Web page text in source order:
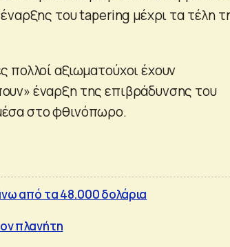
του tapering μέχρι τα τέλη
πολλοί αξιωματούχοι έχουν
έναρξη της επιβράδυνσης του
στο φθινόπωρο.
από τα 48.000 δολάρια
πλανήτη